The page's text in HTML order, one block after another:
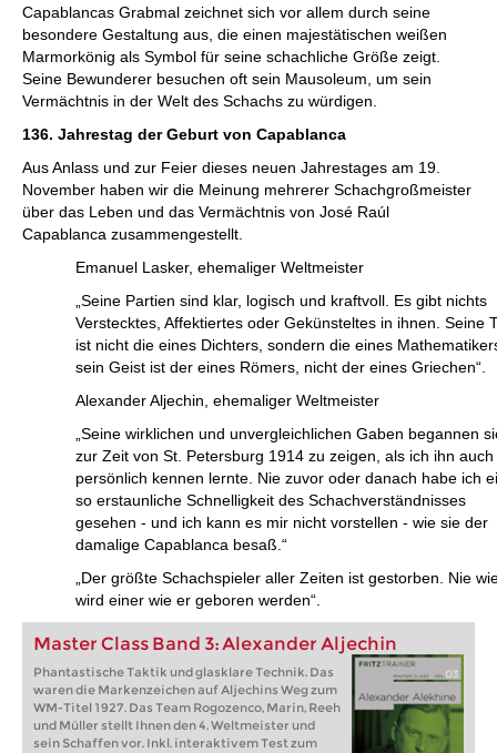
Capablancas Grabmal zeichnet sich vor allem durch seine
besondere Gestaltung aus, die einen majestätischen weißen
Marmorkönig als Symbol für seine schachliche Größe zeigt.
Seine Bewunderer besuchen oft sein Mausoleum, um sein
Vermächtnis in der Welt des Schachs zu würdigen.
136. Jahrestag der Geburt von Capablanca
Aus Anlass und zur Feier dieses neuen Jahrestages am 19.
November haben wir die Meinung mehrerer Schachgroßmeister
über das Leben und das Vermächtnis von José Raúl
Capablanca zusammengestellt.
Emanuel Lasker, ehemaliger Weltmeister
„Seine Partien sind klar, logisch und kraftvoll. Es gibt nichts
Verstecktes, Affektiertes oder Gekünsteltes in ihnen. Seine
ist nicht die eines Dichters, sondern die eines
sein Geist ist der eines Römers, nicht der eines Griechen“.
Alexander Aljechin, ehemaliger Weltmeister
„Seine wirklichen und unvergleichlichen Gaben begannen
zur Zeit von St. Petersburg 1914 zu zeigen, als ich ihn auch
persönlich kennen lernte. Nie zuvor oder danach habe ich
so erstaunliche Schnelligkeit des Schachverständnisses
gesehen - und ich kann es mir nicht vorstellen - wie sie der
damalige Capablanca besaß.“
„Der größte Schachspieler aller Zeiten ist gestorben. Nie
wird einer wie er geboren werden“.
Master Class Band 3: Alexander Aljechin
Phantastische Taktik und glasklare Technik. Das
waren die Markenzeichen auf Aljechins Weg zum
WM-Titel 1927. Das Team Rogozenco, Marin, Reeh
und Müller stellt Ihnen den 4. Weltmeister und
sein Schaffen vor. Inkl. interaktivem Test zum